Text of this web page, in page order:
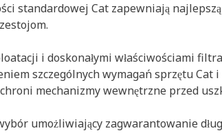
standardowej Cat zapewniają
i doskonałymi właściwościami
szczególnych wymagań sprzętu
mechanizmy wewnętrzne przed
umożliwiający zagwarantowanie